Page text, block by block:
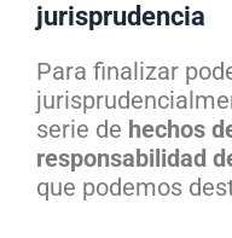
jurisprudencia
Para finalizar
serie de hechos
responsabilidad
que podemos